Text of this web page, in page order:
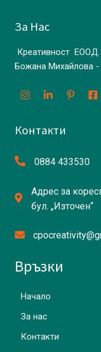
За Нас
Креативност ЕООД.
Божана Михайлова -
Контакти
0884 433530
Адрес за
бул. „Източен“
Връзки
Начало
За нас
Контакти